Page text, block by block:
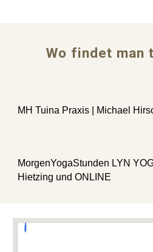
Wo findet man
MH Tuina Praxis | Michael
MorgenYogaStunden LYN
Hietzing und ONLINE